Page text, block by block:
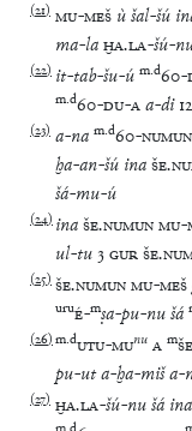
(21) MU-MEŠ ùšal-šú
ma-laḪA.LA-šú-
(22) it-tab-šu-ú m.d60-
m.d60-DU-Aa-di 12
(23) a-na m.d60-NUMUN
ḫa-an-šú inaŠE.
šá-mu-ú
(24) inaŠE.NUMUNMU-
ul-tu 3GURŠE.
(25) ŠE.NUMUNMU-MEŠ
uruÉ-mṣa-pu-nušá
(26) m.dUTU-MUnu A m
pu-uta-ḫa-miša-
(27) ḪA.LA-šú-nušá ina